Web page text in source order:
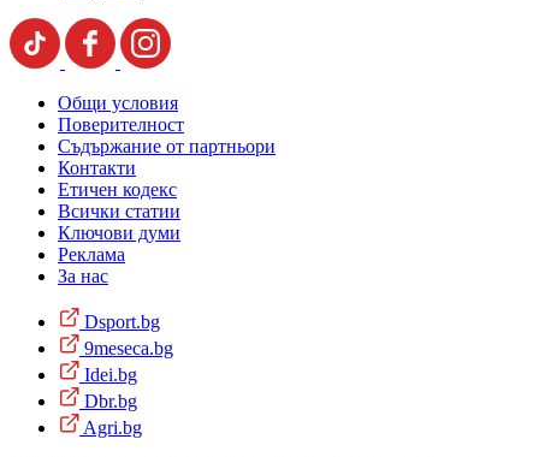
Общи условия
Поверителност
Съдържание от партньори
Контакти
Етичен кодекс
Всички статии
Ключови думи
Реклама
За нас
Dsport.bg
9meseca.bg
Idei.bg
Dbr.bg
Agri.bg